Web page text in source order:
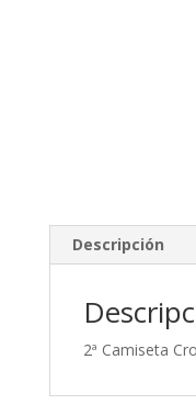
Descripción
2ª Camiseta